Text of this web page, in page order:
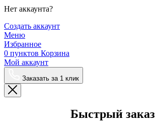
Нет аккаунта?
Создать аккаунт
Меню
Избранное
0 пунктов Корзина
Мой аккаунт
Заказать за 1 клик
Быстрый заказ